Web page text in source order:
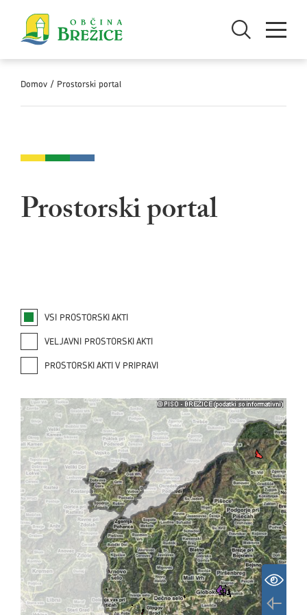
Odpri iskanjeOdpri meni
Domov / Prostorski portal
Prostorski portal
VSI PROSTORSKI AKTI
VELJAVNI PROSTORSKI AKTI
PROSTORSKI AKTI V PRIPRAVI